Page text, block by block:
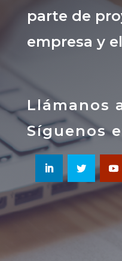
parte de
empresa y
Llámanos
Síguenos